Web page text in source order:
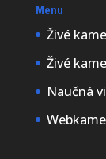
Menu
Živé
Živé
Naučná